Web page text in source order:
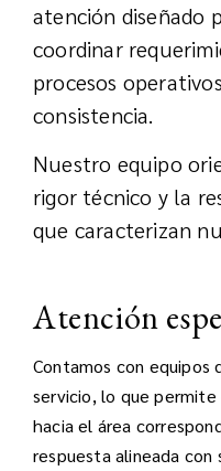
atención diseñado
coordinar
procesos
consistencia.
Nuestro equipo
rigor técnico y la
que caracterizan
Atención
Contamos con equipos
servicio, lo que
hacia el área
respuesta alineada con